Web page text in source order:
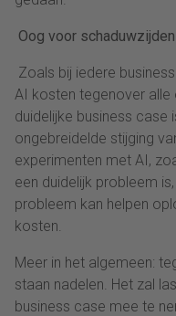
Oog voor schaduwzijden
Zoals bij iedere
AI kosten tegenover alle
duidelijke business case
ongebreidelde stijging
experimenten met AI,
een duidelijk probleem
probleem kan helpen
kosten.
Meer in het algemeen:
staan nadelen. Het zal
business case mee te